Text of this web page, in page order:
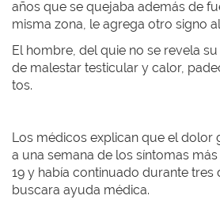
años que se quejaba además de
misma zona, le agrega otro signo
El hombre, del quie no se revela
de malestar testicular y calor,
tos.
Los médicos explican que el dolor
a una semana de los síntomas
19 y había continuado durante tres
buscara ayuda médica.